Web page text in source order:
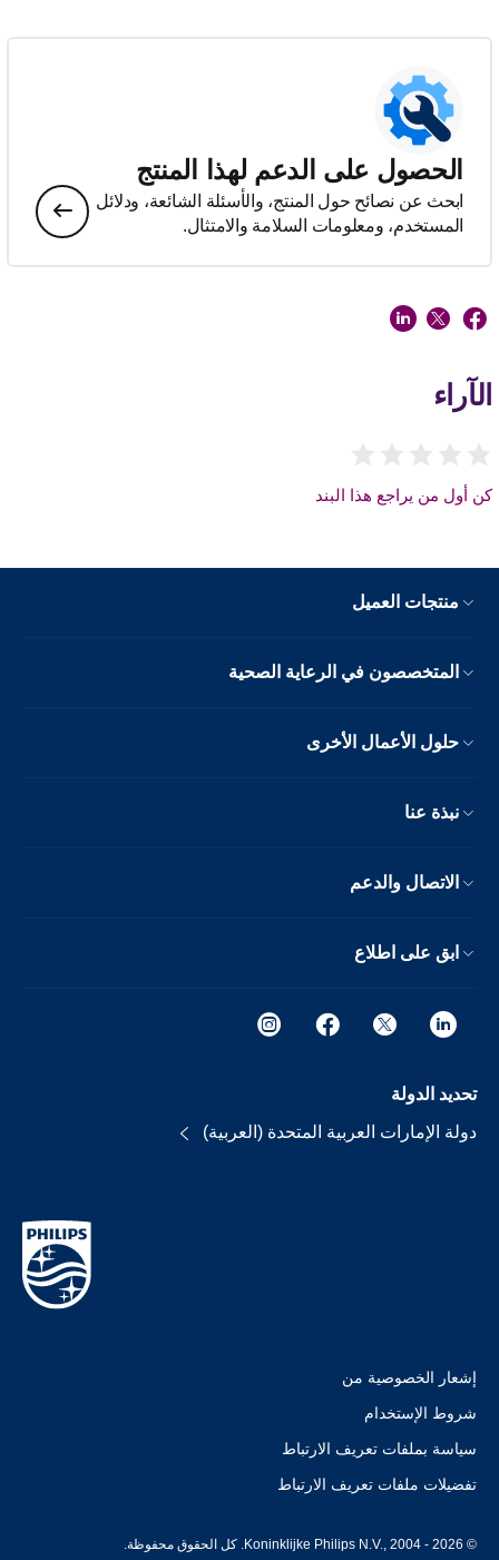
الحصول على الدعم لهذا المنتج
ابحث عن نصائح حول المنتج، والأسئلة الشائعة، ودلائل
المستخدم، ومعلومات السلامة والامتثال.
الآراء
كن أول من يراجع هذا البند
منتجات العميل
المتخصصون في الرعاية الصحية
حلول الأعمال الأخرى
نبذة عنا
الاتصال والدعم
ابق على اطلاع
تحديد الدولة
دولة الإمارات العربية المتحدة (العربية)
إشعار الخصوصية من
شروط الإستخدام
سياسة بملفات تعريف الارتباط
تفضيلات ملفات تعريف الارتباط
© Koninklijke Philips N.V., 2004 - 2026. كل الحقوق محفوظة.